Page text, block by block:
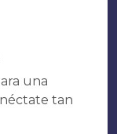
una
tan